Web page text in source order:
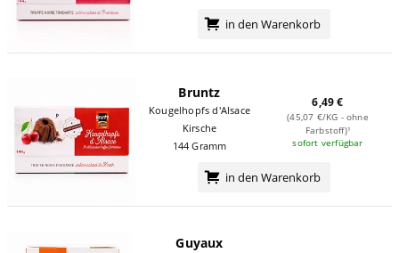
in den Warenkorb
Bruntz
Kougelhopfs d'Alsace
Kirsche
144 Gramm
6,49 €
(45,07 €/KG - ohne
Farbstoff)¹
sofort verfügbar
in den Warenkorb
Guyaux